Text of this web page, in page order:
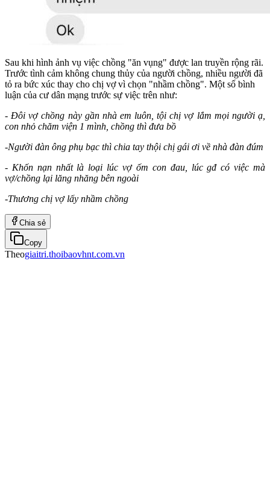
Sau khi hình ảnh vụ việc chồng "ăn vụng" được lan truyền rộng rãi.
Trước tình cảm không chung thủy của người chồng, nhiều người đã
tỏ ra bức xúc thay cho chị vợ vì chọn "nhầm chồng". Một số bình
luận của cư dân mạng trước sự việc trên như:
- Đôi vợ chồng này gần nhà em luôn, tội chị vợ lắm mọi người ạ,
con nhỏ chăm viện 1 mình, chồng thì đưa bồ
-Người đàn ông phụ bạc thì chia tay thội chị gái ơi về nhà đàn đúm
- Khốn nạn nhất là loại lúc vợ ốm con đau, lúc gđ có việc mà
vợ/chồng lại lăng nhăng bên ngoài
-Thương chị vợ lấy nhầm chồng
Chia sẻ
Copy
Theogiaitri.thoibaovhnt.com.vn